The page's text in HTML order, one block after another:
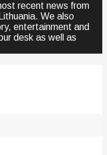
recent news from
We also
entertainment and
desk as well as